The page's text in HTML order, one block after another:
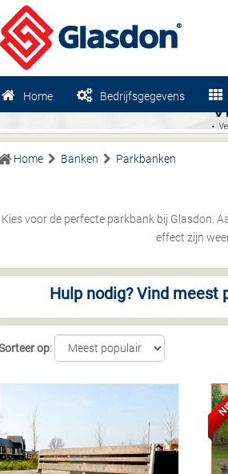
Home Bedrijfsgegevens
Home Banken Parkbanken
Kies voor de perfecte parkbank bij Glasdon.
effect zijn
Hulp nodig? Vind meest
op: